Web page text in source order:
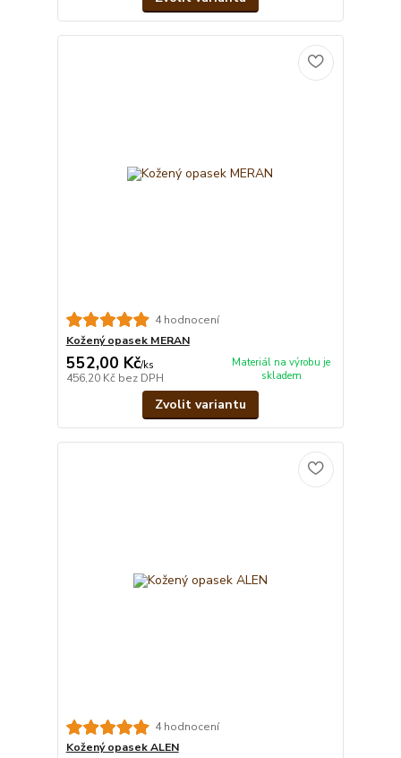
4 hodnocení
Kožený opasek MERAN
552,00 Kč/ks
456,20 Kč bez DPH
Materiál na výrobu je
skladem
Zvolit variantu
4 hodnocení
Kožený opasek ALEN